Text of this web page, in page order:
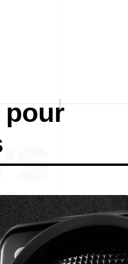
pour